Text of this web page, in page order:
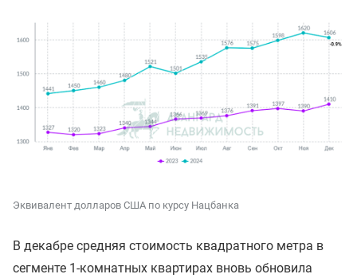
Эквивалент долларов США по курсу Нацбанка
В декабре средняя стоимость квадратного метра в
сегменте 1-комнатных квартирах вновь обновила